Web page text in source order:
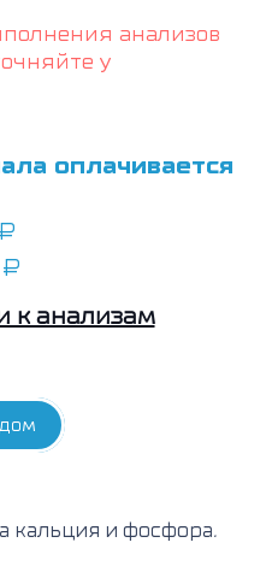
анализов
у
оплачивается
к анализам
кальция и фосфора.